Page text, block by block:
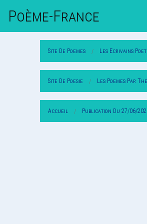
Poème-FrAnce
Site De Poemes Les Ecrivains
Site De Poesie Les Poemes Par
Accueil Publication Du 27/06/